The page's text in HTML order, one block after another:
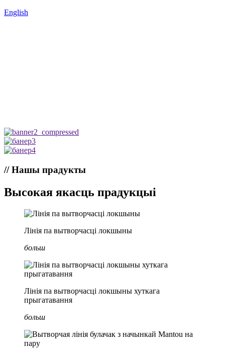
English
// Нашы прадукты
Высокая якасць прадукцыі
Лінія па вытворчасці локшыны
больш
Лінія па вытворчасці локшыны хуткага
прыгатавання
больш